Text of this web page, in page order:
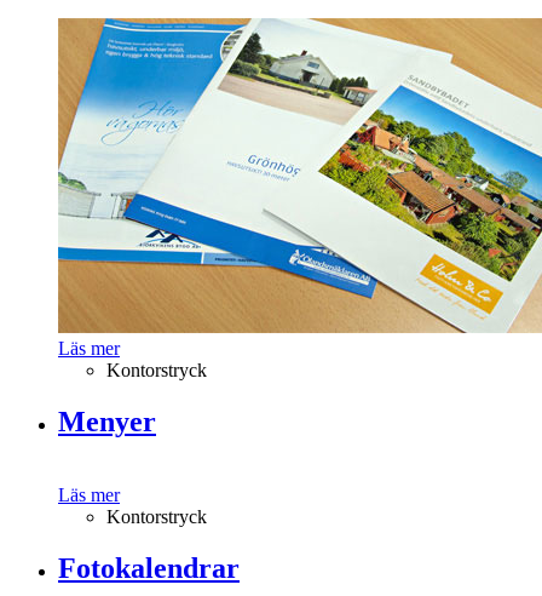
Läs mer
Kontorstryck
Menyer
Läs mer
Kontorstryck
Fotokalendrar